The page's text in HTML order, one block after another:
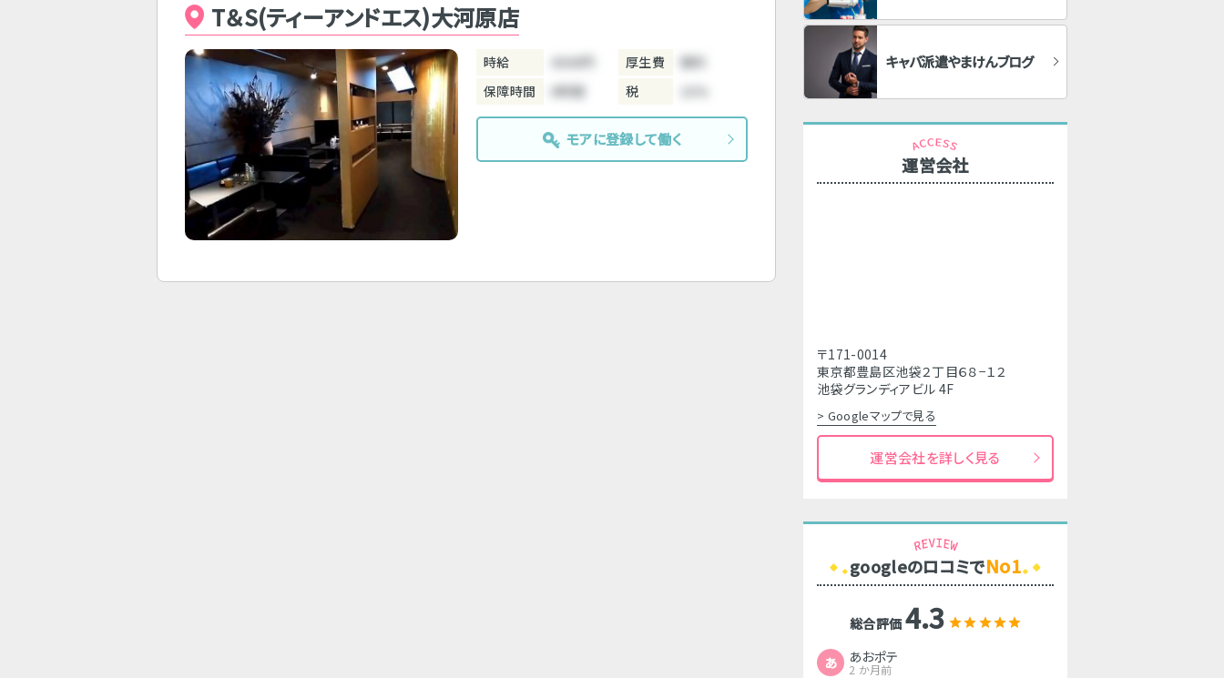
T＆S(ティーアンドエス)大河原店
時給 4000円 厚生費
無料
保障時間
6時間 税
モアに登録して働く
キャバ派遣やまけんブログ
運営会社
〒171-0014
東京都豊島区池袋２丁目６８−１２
池袋グランディアビル 4F
> Googleマップで見る
運営会社を詳しく見る
googleのロコミでNo1
総合評価4.3
あ あおポテ
2 か月前